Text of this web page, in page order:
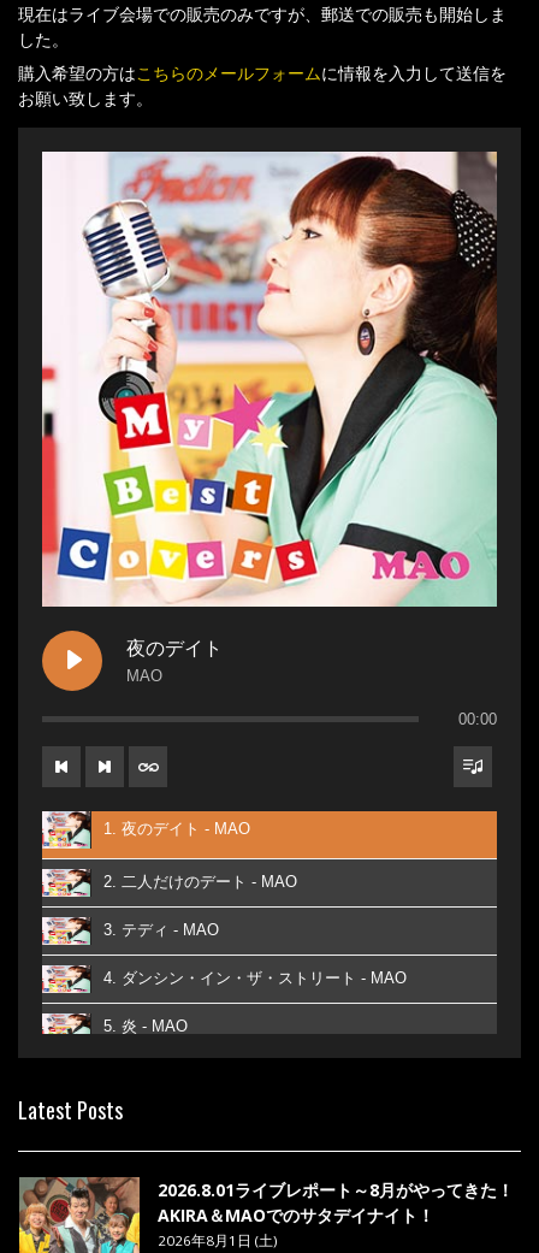
現在はライブ会場での販売のみですが、郵送での販売も開始しま
した。
購入希望の方はこちらのメールフォームに情報を入力して送信を
お願い致します。
夜のデイト
MAO
00:00
1. 夜のデイト - MAO
2. 二人だけのデート - MAO
3. テディ - MAO
4. ダンシン・イン・ザ・ストリート - MAO
5. 炎 - MAO
7. ベストフレンド - MAO
Latest Posts
2026.8.01ライブレポート～8月がやってきた！
AKIRA＆MAOでのサタデイナイト！
2026年8月1日 (土)